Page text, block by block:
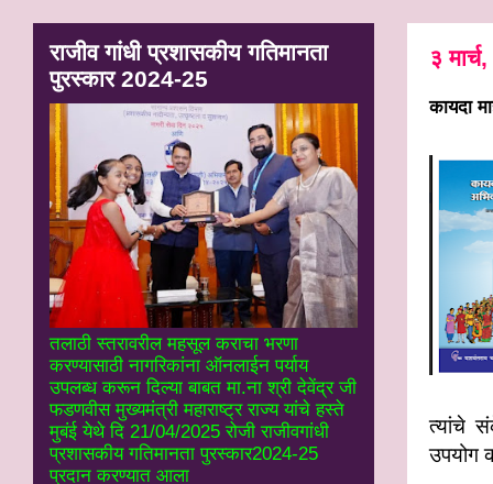
३
कायदा
त्यांचे
उपयोग
राजीव गांधी प्रशासकीय गतिमानता
पुरस्कार 2024-25
तलाठी स्तरावरील महसूल कराचा भरणा
करण्यासाठी नागरिकांना ऑनलाईन पर्याय
उपलब्ध करून दिल्या बाबत मा.ना श्री देवेंद्र जी
फडणवीस मुख्यमंत्री महाराष्ट्र राज्य यांचे हस्ते
मुबंई येथे दि 21/04/2025 रोजी राजीवगांधी
प्रशासकीय गतिमानता पुरस्कार2024-25
प्रदान करण्यात आला